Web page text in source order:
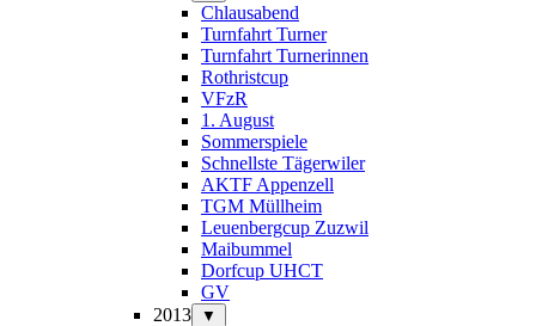
Chlausabend
Turnfahrt Turner
Turnfahrt Turnerinnen
Rothristcup
VFzR
1. August
Sommerspiele
Schnellste Tägerwiler
AKTF Appenzell
TGM Müllheim
Leuenbergcup Zuzwil
Maibummel
Dorfcup UHCT
GV
2013
▼